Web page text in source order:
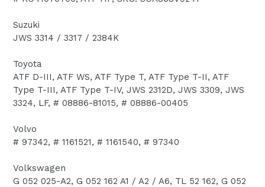
Suzuki
JWS 3314 / 3317 / 2384K
Toyota
ATF D-III, ATF WS, ATF Type T, ATF Type T-II, ATF
Type T-III, ATF Type T-IV, JWS 2312D, JWS 3309, JWS
3324, LF, # 08886-81015, # 08886-00405
Volvo
# 97342, # 1161521, # 1161540, # 97340
Volkswagen
G 052 025-A2, G 052 162 A1 / A2 / A6, TL 52 162, G 052